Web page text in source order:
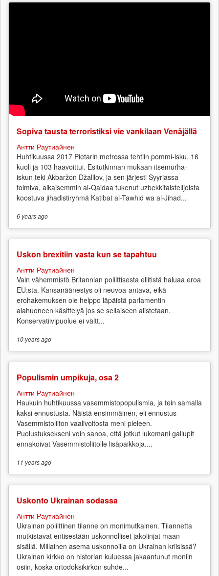
Sopiva tausta terroristiksi vie vankilaan Venäjällä
Антти Раутиайнен
Huhtikuussa 2017 Pietarin metrossa tehtiin pommi-isku, 16
kuoli ja 103 haavoittui. Esitutkinnan mukaan itsemurha-
iskun teki Akbaržon Džalilov, ja sen järjesti Syyriassa
toimiva, aikaisemmin al-Qaidaa tukenut uzbekkitaistelijoista
koostuva jihadistiryhmä Katibat al-Tawhid wa al-Jihad...
6 yearsago
Uskon brexitiin vasta kun se tapahtuu
Антти Раутиайнен
Vain vähemmistö Britannian poliittisesta eliitistä haluaa eroa
EU:sta. Kansanäänestys oli neuvoa-antava, eikä
erohakemuksen ole helppo läpäistä parlamentin
alahuoneen käsittelyä jos se sellaiseen alistetaan.
Konservatiivipuolue ei vältt...
10 yearsago
Populismin umpikuja, osa 2
Антти Раутиайнен
Haukuin huhtikuussa vasemmistopopulismia, ja tein samalla
kaksi ennustusta. Näistä ensimmäinen, eli ennustus
Vasemmistoliiton vaalivoitosta meni pieleen.
Puolustuksekseni voin sanoa, että jotkut lukemani gallupit
ennakoivat Vasemmistoliitolle lisäpaikkoja....
11 yearsago
Uskonto Ukrainan sodassa
Антти Раутиайнен
Ukrainan poliittinen tilanne on monimutkainen. Tilannetta
mutkistavat entisestään uskonnolliset jakolinjat maan
sisällä. Millainen asema uskonnoilla on Ukrainan kriisissä?
Ukrainan kirkko on historian kuluessa jakaantunut moniin
osiin, koska ortodoksikirkon suhde...